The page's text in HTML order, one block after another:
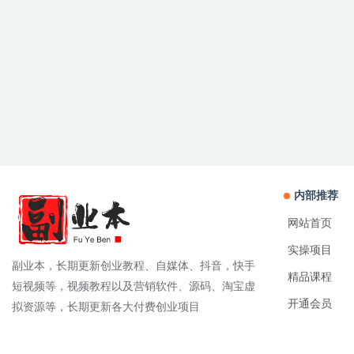
副业本，长期更新创业教程、自媒体、抖音，快手
短视频等，视频教程以及营销软件、源码、淘宝虚
拟资源等，长期更新各大付费创业项目
内部推荐
网站首页
实操项目
精品课程
开通会员